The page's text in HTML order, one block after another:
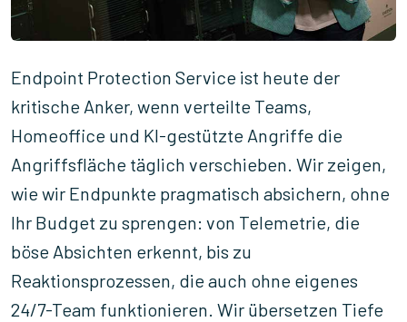
Endpoint Protection Service ist heute der
kritische Anker, wenn verteilte Teams,
Homeoffice und KI-gestützte Angriffe die
Angriffsfläche täglich verschieben. Wir zeigen,
wie wir Endpunkte pragmatisch absichern, ohne
Ihr Budget zu sprengen: von Telemetrie, die
böse Absichten erkennt, bis zu
Reaktionsprozessen, die auch ohne eigenes
24/7-Team funktionieren. Wir übersetzen Tiefe